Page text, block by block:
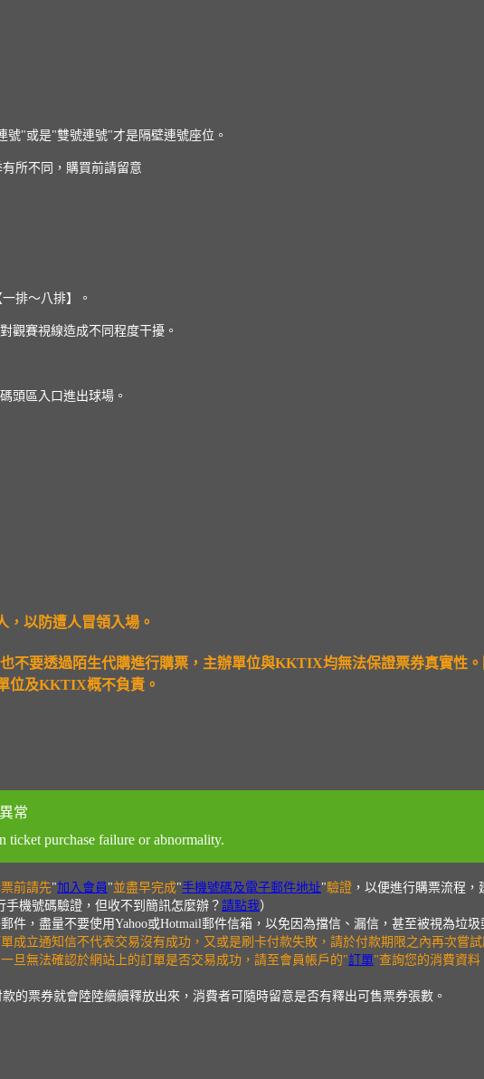
"或是"雙號連號"才是隔壁連號座位。
所不同，購買前請留意
排～八排】。
觀賽視線造成不同程度干擾。
頭區入口進出球場。
以防遭人冒領入場。
不要透過陌生代購進行購票，主辦單位與KKTIX均無法保證票券真實性
位及KKTIX概不負責。
常
ticket purchase failure or abnormality.
前請先"加入會員 "並盡早完成"手機號碼及電子郵件地址"驗證 ，以便進行購票流程
機號碼驗證，但收不到簡訊怎麼辦？請點我）
，盡量不要使用Yahoo或Hotmail郵件信箱，以免因為擋信、漏信，甚至被視為垃
成立通知信不代表交易沒有成功，又或是刷卡付款失敗，請於付款期限之內再次嘗
旦無法確認於網站上的訂單是否交易成功，請至會員帳戶的"訂單"查詢您的消費資
票券就會陸陸續續釋放出來，消費者可隨時留意是否有釋出可售票券張數。